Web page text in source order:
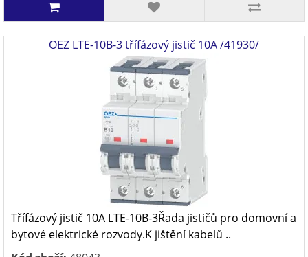
OEZ LTE-10B-3 třífázový jistič 10A /41930/
Třífázový jistič 10A LTE-10B-3Řada jističů pro domovní a
bytové elektrické rozvody.K jištění kabelů ..